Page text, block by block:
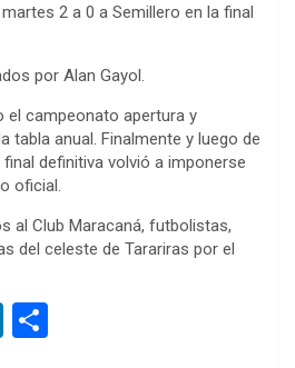
2 a 0 a Semillero en la final
por Alan Gayol.
el campeonato apertura y
tabla anual. Finalmente y luego de
definitiva volvió a imponerse
oficial.
al Club Maracaná, futbolistas,
del celeste de Tarariras por el
Li